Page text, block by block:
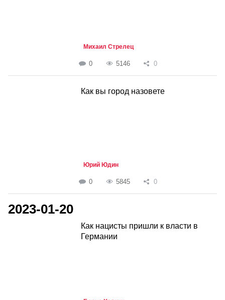
Михаил Стрелец
0 5146 0
Как вы город назовете
Юрий Юдин
0 5845 0
2023-01-20
Как нацисты пришли к власти в
Германии